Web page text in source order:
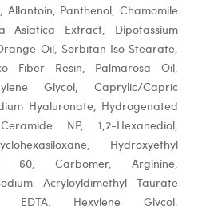
Allantoin, Panthenol, Chamomile
Asiatica Extract, Dipotassium
Oil, Sorbitan Iso Stearate,
Fiber Resin, Palmarosa Oil,
Glycol, Caprylic/Capric
Hyaluronate, Hydrogenated
NP, 1,2-Hexanediol,
Hydroxyethyl
60, Carbomer, Arginine,
Acryloyldimethyl Taurate
EDTA, Hexylene Glycol,